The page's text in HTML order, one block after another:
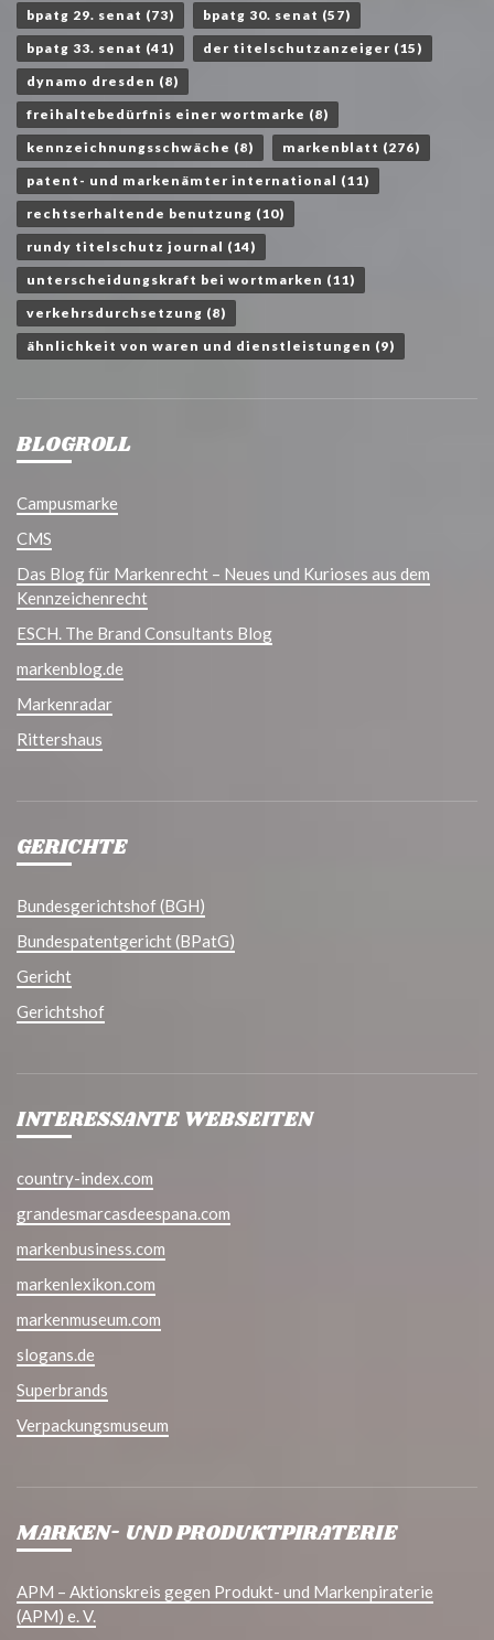
bpatg 29. senat (73) bpatg 30. senat (57)
bpatg 33. senat (41) der titelschutzanzeiger (15)
dynamo dresden (8)
freihaltebedürfnis einer wortmarke (8)
kennzeichnungsschwäche (8) markenblatt (276)
patent- und markenämter international (11)
rechtserhaltende benutzung (10)
rundy titelschutz journal (14)
unterscheidungskraft bei wortmarken (11)
verkehrsdurchsetzung (8)
ähnlichkeit von waren und dienstleistungen (9)
BLOGROLL
Campusmarke
CMS
Das Blog für Markenrecht – Neues und Kurioses aus dem
Kennzeichenrecht
ESCH. The Brand Consultants Blog
markenblog.de
Markenradar
Rittershaus
GERICHTE
Bundesgerichtshof (BGH)
Bundespatentgericht (BPatG)
Gericht
Gerichtshof
INTERESSANTE WEBSEITEN
country-index.com
grandesmarcasdeespana.com
markenbusiness.com
markenlexikon.com
markenmuseum.com
slogans.de
Superbrands
Verpackungsmuseum
MARKEN- UND PRODUKTPIRATERIE
APM – Aktionskreis gegen Produkt- und Markenpiraterie
(APM) e. V.